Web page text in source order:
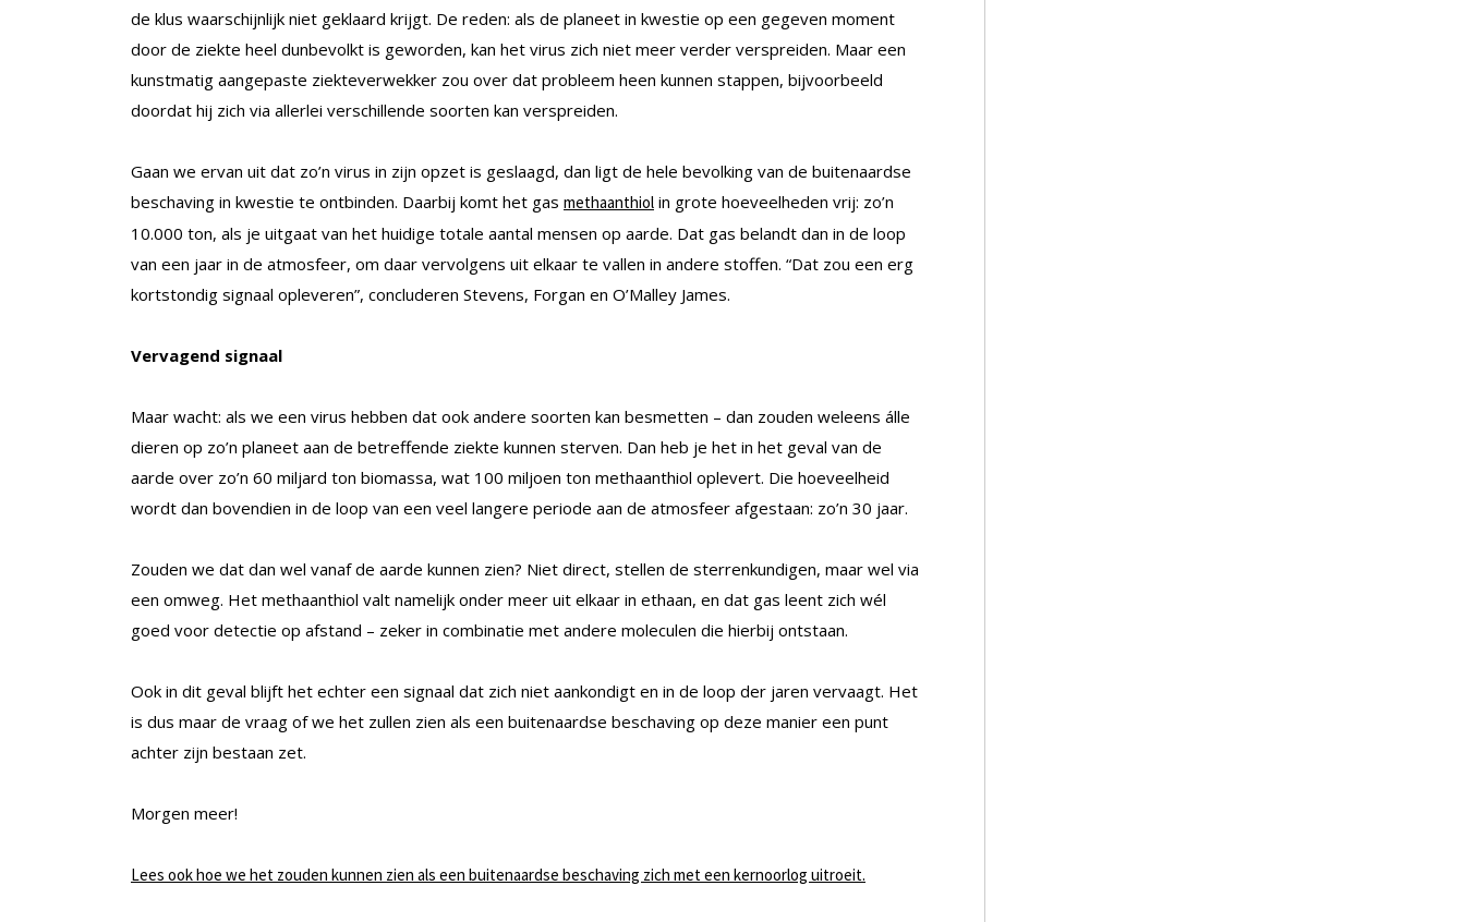
de klus waarschijnlijk niet geklaard krijgt. De reden: als de planeet in kwestie op een gegeven moment
door de ziekte heel dunbevolkt is geworden, kan het virus zich niet meer verder verspreiden. Maar een
kunstmatig aangepaste ziekteverwekker zou over dat probleem heen kunnen stappen, bijvoorbeeld
doordat hij zich via allerlei verschillende soorten kan verspreiden.
Gaan we ervan uit dat zo’n virus in zijn opzet is geslaagd, dan ligt de hele bevolking van de buitenaardse
beschaving in kwestie te ontbinden. Daarbij komt het gas methaanthiol in grote hoeveelheden vrij: zo’n
10.000 ton, als je uitgaat van het huidige totale aantal mensen op aarde. Dat gas belandt dan in de loop
van een jaar in de atmosfeer, om daar vervolgens uit elkaar te vallen in andere stoffen. “Dat zou een erg
kortstondig signaal opleveren”, concluderen Stevens, Forgan en O’Malley James.
Vervagend signaal
Maar wacht: als we een virus hebben dat ook andere soorten kan besmetten – dan zouden weleens álle
dieren op zo’n planeet aan de betreffende ziekte kunnen sterven. Dan heb je het in het geval van de
aarde over zo’n 60 miljard ton biomassa, wat 100 miljoen ton methaanthiol oplevert. Die hoeveelheid
wordt dan bovendien in de loop van een veel langere periode aan de atmosfeer afgestaan: zo’n 30 jaar.
Zouden we dat dan wel vanaf de aarde kunnen zien? Niet direct, stellen de sterrenkundigen, maar wel via
een omweg. Het methaanthiol valt namelijk onder meer uit elkaar in ethaan, en dat gas leent zich wél
goed voor detectie op afstand – zeker in combinatie met andere moleculen die hierbij ontstaan.
Ook in dit geval blijft het echter een signaal dat zich niet aankondigt en in de loop der jaren vervaagt. Het
is dus maar de vraag of we het zullen zien als een buitenaardse beschaving op deze manier een punt
achter zijn bestaan zet.
Morgen meer!
Lees ook hoe we het zouden kunnen zien als een buitenaardse beschaving zich met een kernoorlog uitroeit.